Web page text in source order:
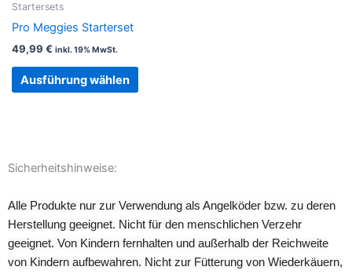
Startersets
Pro Meggies Starterset
49,99 € inkl. 19% MwSt.
Ausführung wählen auf
der
Sicherheitshinweise:
Alle Produkte nur zur Verwendung als Angelköder bzw. zu deren
Herstellung geeignet. Nicht für den menschlichen Verzehr
geeignet. Von Kindern fernhalten und außerhalb der Reichweite
von Kindern aufbewahren. Nicht zur Fütterung von Wiederkäuern,